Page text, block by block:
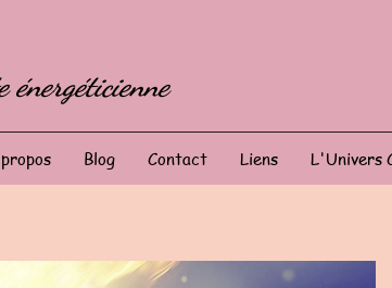
énergéticienne
Blog Contact Liens L'Univers